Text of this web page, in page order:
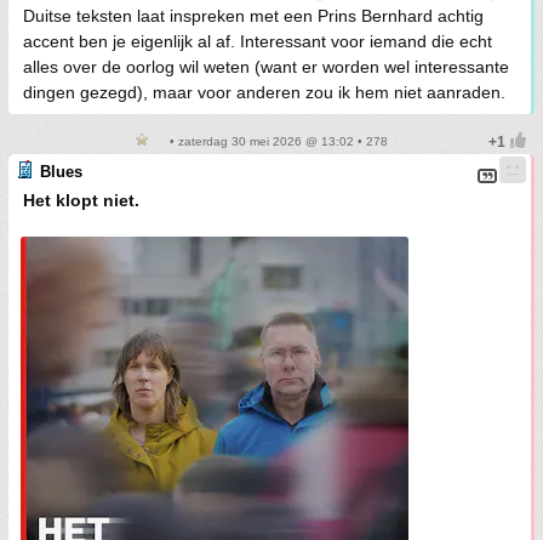
Duitse teksten laat inspreken met een Prins Bernhard achtig
accent ben je eigenlijk al af. Interessant voor iemand die echt
alles over de oorlog wil weten (want er worden wel interessante
dingen gezegd), maar voor anderen zou ik hem niet aanraden.
• zaterdag 30 mei 2026 @ 13:02 • 278
Blues
Het klopt niet.